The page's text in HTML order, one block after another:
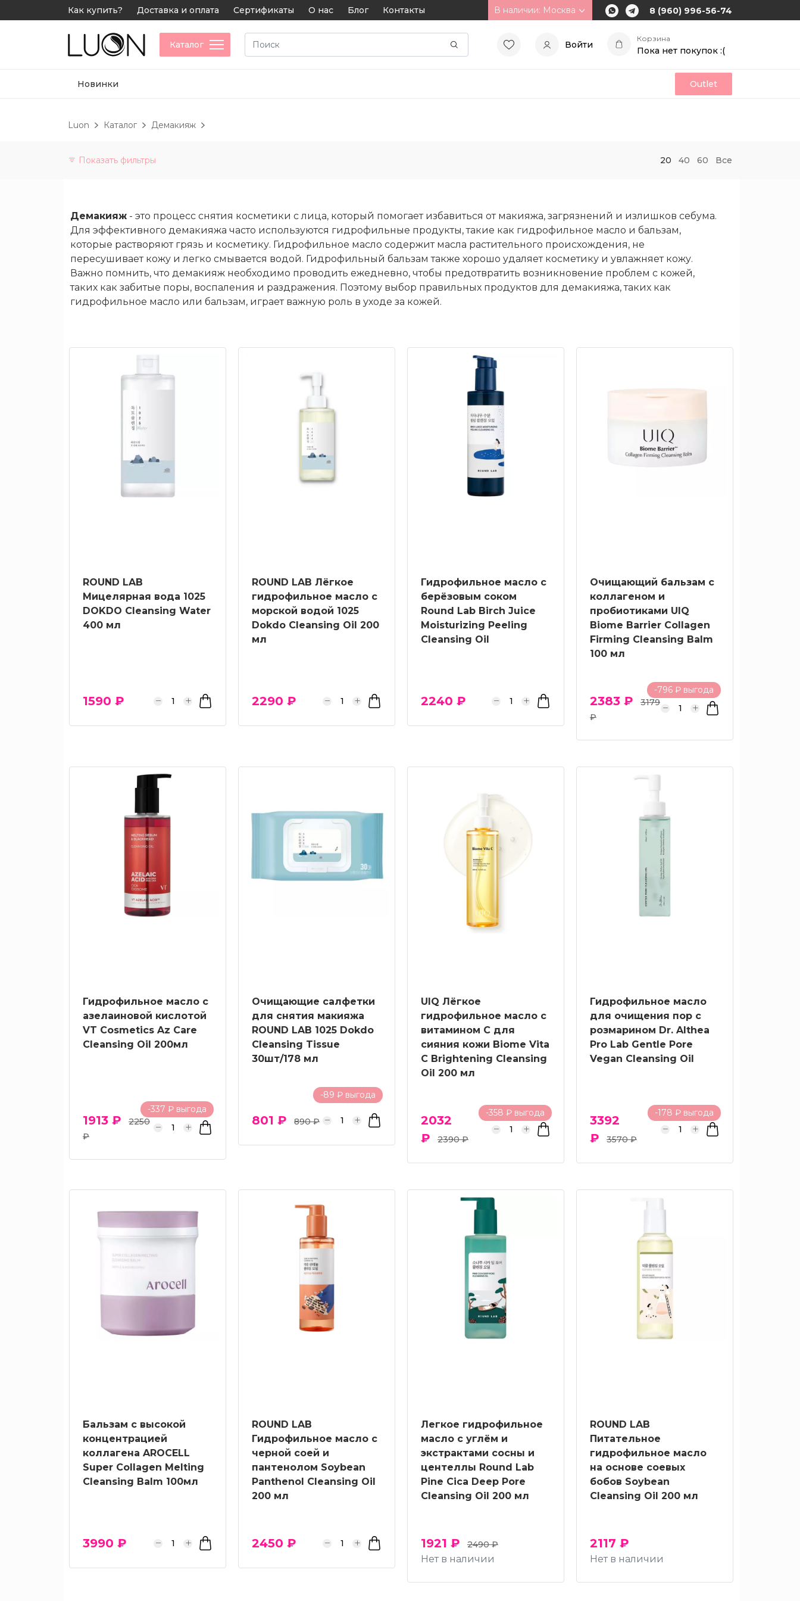
Как купить? Доставка и оплата Сертификаты О нас Блог Контакты В наличии: Москва 8 (960) 996-56-74
Каталог Войти
Корзина
Пока нет покупок :(
Новинки Outlet
Luon Каталог Демакияж
Показать фильтры 20 40 60 Все
Витамины
БАДы
будет
больше
Уход
Серии
Демакияж - это процесс снятия косметики с лица, который помогает избавиться от макияжа, загрязнений и излишков себума.
Для эффективного демакияжа часто используются гидрофильные продукты, такие как гидрофильное масло и бальзам,
которые растворяют грязь и косметику. Гидрофильное масло содержит масла растительного происхождения, не
пересушивает кожу и легко смывается водой. Гидрофильный бальзам также хорошо удаляет косметику и увлажняет кожу.
Важно помнить, что демакияж необходимо проводить ежедневно, чтобы предотвратить возникновение проблем с кожей,
таких как забитые поры, воспаления и раздражения. Поэтому выбор правильных продуктов для демакияжа, таких как
гидрофильное масло или бальзам, играет важную роль в уходе за кожей.
ROUND LAB
Мицелярная вода 1025
DOKDO Cleansing Water
400 мл
1590 ₽
ROUND LAB Лёгкое
гидрофильное масло с
морской водой 1025
Dokdo Cleansing Oil 200
мл
2290 ₽
Гидрофильное масло с
берёзовым соком
Round Lab Birch Juice
Moisturizing Peeling
Cleansing Oil
2240 ₽
Очищающий бальзам с
коллагеном и
пробиотиками UIQ
Biome Barrier Collagen
Firming Cleansing Balm
100 мл
-796 ₽ выгода
2383 ₽
3179
₽
Гидрофильное масло с
азелаиновой кислотой
VT Cosmetics Az Care
Cleansing Oil 200мл
-337 ₽ выгода
1913 ₽
2250
₽
Очищающие салфетки
для снятия макияжа
ROUND LAB 1025 Dokdo
Cleansing Tissue
30шт/178 мл
-89 ₽ выгода
801 ₽ 890 ₽
UIQ Лёгкое
гидрофильное масло с
витамином С для
сияния кожи Biome Vita
C Brightening Cleansing
Oil 200 мл
-358 ₽ выгода
2032
₽
2390 ₽
Гидрофильное масло
для очищения пор с
розмарином Dr. Althea
Pro Lab Gentle Pore
Vegan Cleansing Oil
-178 ₽ выгода
3392
₽
3570 ₽
Бальзам с высокой
концентрацией
коллагена AROCELL
Super Collagen Melting
Cleansing Balm 100мл
3990 ₽
ROUND LAB
Гидрофильное масло с
черной соей и
пантенолом Soybean
Panthenol Cleansing Oil
200 мл
2450 ₽
Легкое гидрофильное
масло с углём и
экстрактами сосны и
центеллы Round Lab
Pine Cica Deep Pore
Cleansing Oil 200 мл
1921 ₽ 2490 ₽
Нет в наличии
ROUND LAB
Питательное
гидрофильное масло
на основе соевых
бобов Soybean
Cleansing Oil 200 мл
2117 ₽
Нет в наличии